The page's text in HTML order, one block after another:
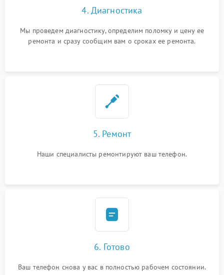
4. Диагностика
Мы проведем диагностику, определим поломку и цену ее
ремонта и сразу сообщим вам о сроках ее ремонта.
5. Ремонт
Наши специалисты ремонтируют ваш телефон.
6. Готово
Ваш телефон снова у вас в полностью рабочем состоянии.